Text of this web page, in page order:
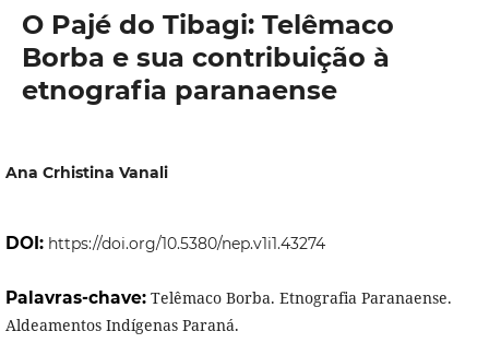
O Pajé do Tibagi: Telêmaco
Borba e sua contribuição à
etnografia paranaense
Ana Crhistina Vanali
DOI: https://doi.org/10.5380/nep.v1i1.43274
Palavras-chave: Telêmaco Borba. Etnografia Paranaense.
Aldeamentos Indígenas Paraná.